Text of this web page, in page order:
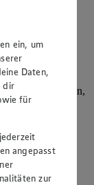
Backpulver in
mit 350 ml
glatt rühren.
Strünken befreien,
fein hobeln.
gleichmäßig
ein, um
Daten,
dir
für
angepasst
zur